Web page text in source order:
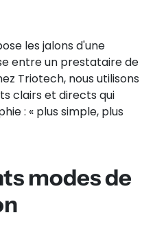
les jalons d'une
entre un prestataire de
Triotech, nous utilisons
clairs et directs qui
: « plus simple, plus
modes de